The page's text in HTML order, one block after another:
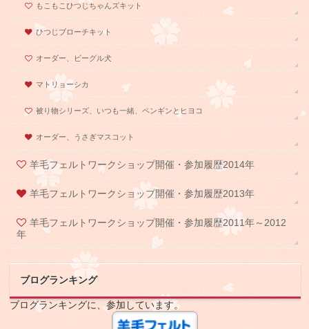
もこもこひつじちゃんズキット
ひつじブローチキット
オーダー、ビーグル犬
マトリョーシカ
被り物シリーズ、いつも一緒、ペンギンとヒヨコ
オーダー、うさぎマスコット
羊毛フェルトワークショップ開催・参加履歴2014年
羊毛フェルトワークショップ開催・参加履歴2013年
羊毛フェルトワークショップ開催・参加履歴2011年～2012
年
ブログランキング
ブログランキングに、参加しています。